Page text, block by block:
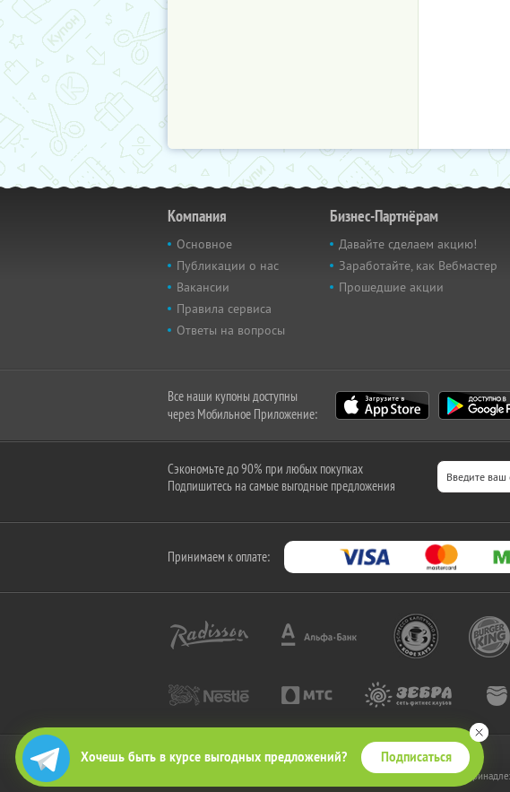
Хочешь быть в курсе выгодных предложений? Подписаться
Компания
Основное
Публикации о нас
Вакансии
Правила сервиса
Ответы на вопросы
Бизнес-Партнёрам
Давайте сделаем акцию!
Заработайте, как Вебмастер
Прошедшие акции
Все наши купоны доступны
через Мобильное Приложение:
Сэкономьте до 90% при любых покупках
Подпишитесь на самые выгодные предложения
Принимаем к оплате:
2010-2026 © КупиКупон. Все права защищены.
Все права на товарный знак "КупиКупон" и на сайт www.kupikupon.ru